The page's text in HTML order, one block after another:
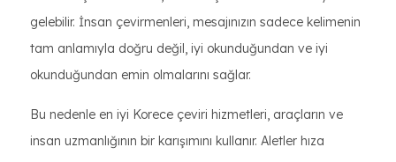
gelebilir. İnsan çevirmenleri, mesajınızın sadece kelimenin
tam anlamıyla doğru değil, iyi okunduğundan ve iyi
okunduğundan emin olmalarını sağlar.
Bu nedenle en iyi Korece çeviri hizmetleri, araçların ve
insan uzmanlığının bir karışımını kullanır. Aletler hıza